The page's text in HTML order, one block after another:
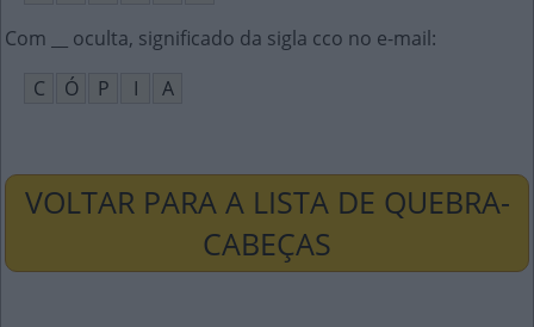
Com __ oculta, significado da sigla cco no e-mail:
C
Ó P I A
VOLTAR PARA A LISTA DE QUEBRA-
CABEÇAS